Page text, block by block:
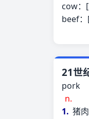
cow：
beef
21世
pork
n.
1. 猪肉